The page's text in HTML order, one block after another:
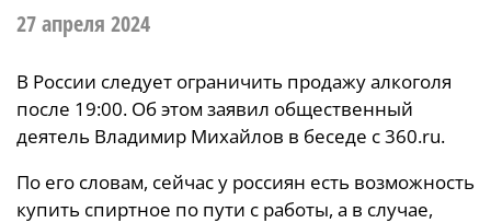
27 апреля 2024
В России следует ограничить продажу алкоголя
после 19:00. Об этом заявил общественный
деятель Владимир Михайлов в беседе с 360.ru.
По его словам, сейчас у россиян есть возможность
купить спиртное по пути с работы, а в случае,